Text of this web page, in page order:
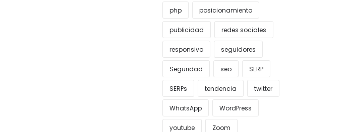
php posicionamiento
publicidad redes sociales
responsivo seguidores
Seguridad seo SERP
SERPs tendencia twitter
WhatsApp WordPress
youtube Zoom